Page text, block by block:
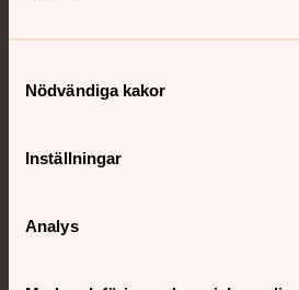
Nödvändiga kakor
Inställningar
Analys
Sociala kanaler